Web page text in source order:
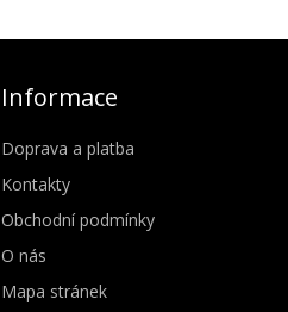
Informace
Doprava a platba
Kontakty
Obchodní podmínky
O nás
Mapa stránek